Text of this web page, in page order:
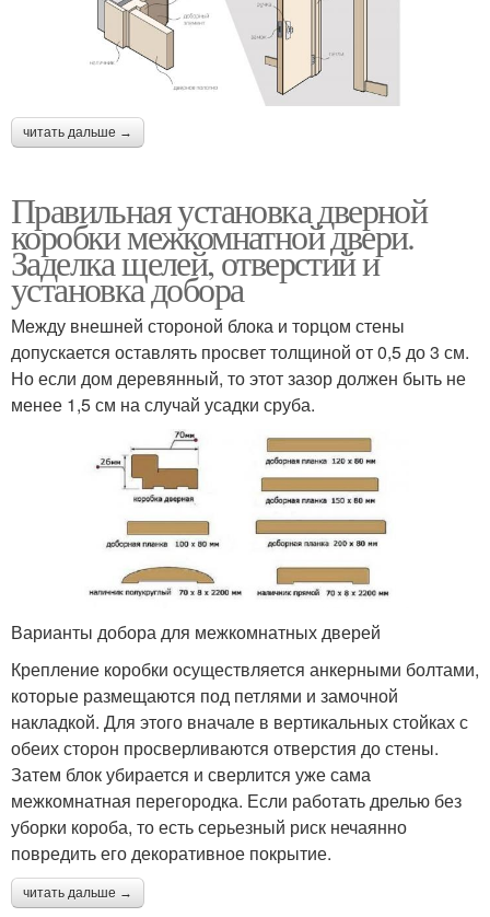
читать дальше →
Правильная установка дверной
коробки межкомнатной двери.
Заделка щелей, отверстий и
установка добора
Между внешней стороной блока и торцом стены
допускается оставлять просвет толщиной от 0,5 до 3 см.
Но если дом деревянный, то этот зазор должен быть не
менее 1,5 см на случай усадки сруба.
Варианты добора для межкомнатных дверей
Крепление коробки осуществляется анкерными болтами,
которые размещаются под петлями и замочной
накладкой. Для этого вначале в вертикальных стойках с
обеих сторон просверливаются отверстия до стены.
Затем блок убирается и сверлится уже сама
межкомнатная перегородка. Если работать дрелью без
уборки короба, то есть серьезный риск нечаянно
повредить его декоративное покрытие.
читать дальше →